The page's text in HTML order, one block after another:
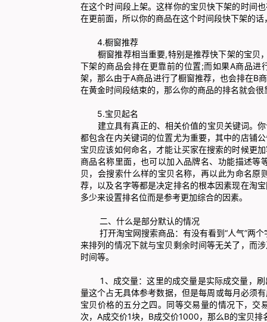
在这个时间段上架。这样你的宝贝快下架的时间
在更前面，所以你的商品在这个时间段快下架的话
4.橱窗推荐
橱窗推荐相当重要,特别是推荐快下架的宝贝
下架的商品会排在更靠前的位置;而如果A商品
架，那么由于A商品进行了橱窗推荐，也会排在B
在黄金时间段结束的，那么你的商品的排名就会很
5.宝贝起名
建立具有真正的、相关价值的宝贝关键词。你
都包含在内关键词的位置尤为重要，其中的店铺
宝贝应该如何命名，才能让买家在搜索的时候更
商品名称里面，也可以加入品牌名、功能描述等
贝，会搜索什么样的宝贝名称，再以此为命名
荐，以及名字等都是决定排名的根本因素现在淘
多少来设置排名位而是参考更加综合的因素。
二、什么是部分默认的情况
打开淘宝网搜索商品：有没有看到“人气”两个
来排列的情况下就与宝贝剩余时间等无关了，而
时间等。
1、成交量：这里的成交量是实际成交量，刷
量这个占无具体参考数据，但是每周或每月必须
宝贝价格的五分之四。同等交易量的情况下，
次，A成交价1块，B成交价1000，那么B的宝贝排